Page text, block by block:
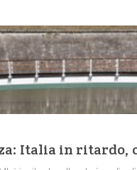
Italia in ritardo,